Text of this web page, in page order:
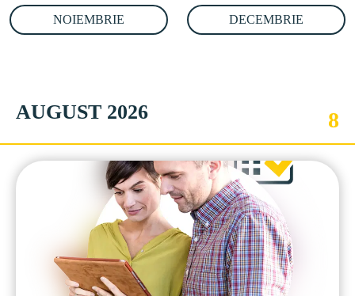
NOIEMBRIE DECEMBRIE
AUGUST 2026 8